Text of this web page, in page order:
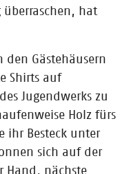
überraschen, hat
den Gästehäusern
Shirts auf
Jugendwerks zu
Holz fürs
ihr Besteck unter
sich auf der
Hand, nächste